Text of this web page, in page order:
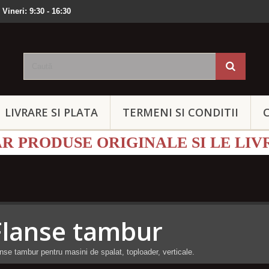
Vineri: 9:30 - 16:30
LIVRARE SI PLATA TERMENI SI CONDITII
PRODUSE ORIGINALE SI LE
tambur
tambur pentru masini de spalat, toploader, verticale.